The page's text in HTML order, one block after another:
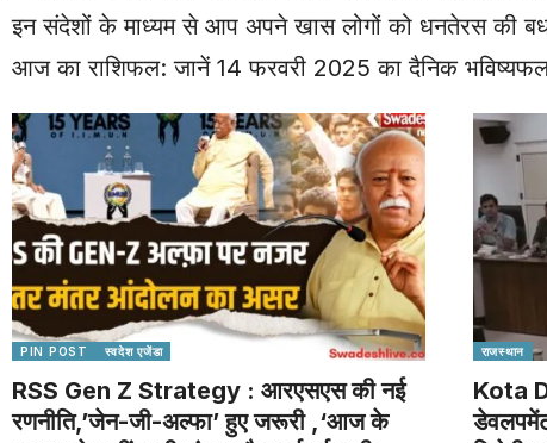
इन संदेशों के माध्यम से आप अपने खास लोगों को धनतेरस की
आज का राशिफल: जानें 14 फरवरी 2025 का दैनिक
PIN POST स्वदेश एजेंडा
RSS Gen Z Strategy : आरएसएस की नई
रणनीति,’जेन-जी-अल्फा’ हुए जरूरी ,‘आज के
राजस्थान
Kota